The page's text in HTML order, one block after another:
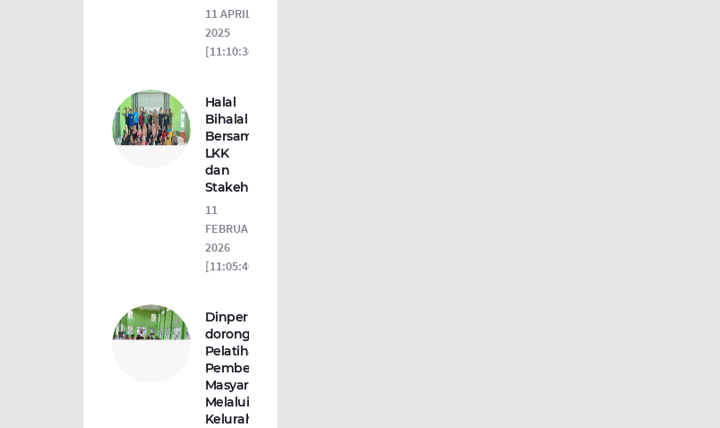
11 APRIL
2025
[11:10:30]
Halal
Bihalal
Bersama
LKK
dan
Stakeholder
11
FEBRUARI
2026
[11:05:46]
Dinperinaker
dorong
Pelatihan
Pemberdayaan
Masyarakat
Melalui
Kelurahan